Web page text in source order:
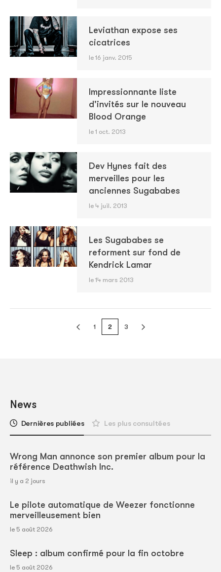
Leviathan expose ses
cicatrices
le 16 janv. 2015
Impressionnante liste
d'invités sur le nouveau
Blood Orange
le 1 oct. 2013
Dev Hynes fait des
merveilles pour les
anciennes Sugababes
le 4 juil. 2013
Les Sugababes se
reforment sur fond de
Kendrick Lamar
le 14 mars 2013
1 2 3
News
Dernières publiées Les plus consultées
Wrong Man annonce son premier album pour la
référence Deathwish Inc.
il y a 2 jours
Le pilote automatique de Weezer fonctionne
merveilleusement bien
le 5 août 2026
Sleep : album confirmé pour la fin octobre
le 5 août 2026